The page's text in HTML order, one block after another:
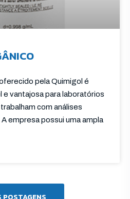
pela Quimigol é
e vantajosa para laboratórios
com análises
empresa possui uma ampla